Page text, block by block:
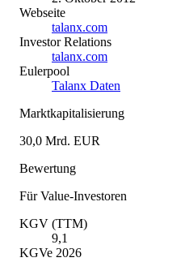
Webseite
talanx.com
Investor Relations
talanx.com
Eulerpool
Talanx Daten
Marktkapitalisierung
30,0 Mrd. EUR
Bewertung
Für Value-Investoren
KGV (TTM)
9,1
KGVe 2026